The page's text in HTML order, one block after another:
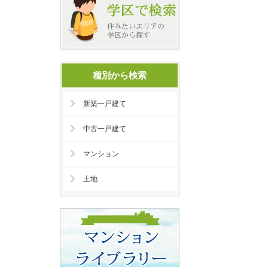
種別から検索
新築一戸建て
中古一戸建て
マンション
土地